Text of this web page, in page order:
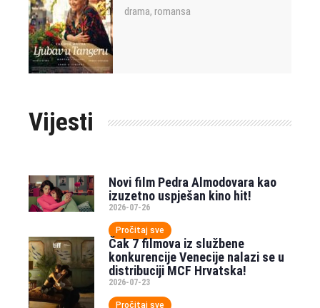
drama, romansa
Vijesti
Novi film Pedra Almodovara kao
izuzetno uspješan kino hit!
2026-07-26
Pročitaj sve
Čak 7 filmova iz službene
konkurencije Venecije nalazi se u
distribuciji MCF Hrvatska!
2026-07-23
Pročitaj sve